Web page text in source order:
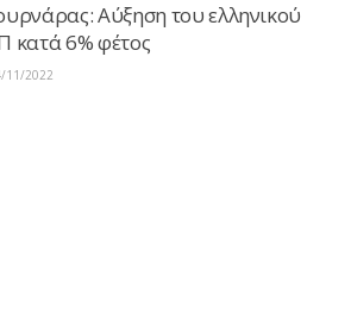
Αύξηση του ελληνικού
κατά 6% φέτος
11/2022